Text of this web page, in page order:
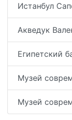
Истанбул
Акведук
Египетский
Музей
Музей